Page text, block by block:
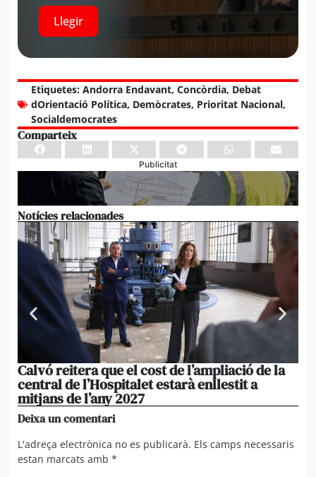
Llegir
Etiquetes: Andorra Endavant, Concòrdia, Debat
dOrientació Política, Demòcrates, Prioritat Nacional,
Socialdemocrates
Comparteix
Publicitat
Notícies relacionades
Calvó reitera que el cost de l’ampliació de la
central de l’Hospitalet estarà enllestit a
mitjans de l’any 2027
Deixa un comentari
L'adreça electrònica no es publicarà. Els camps necessaris
estan marcats amb *